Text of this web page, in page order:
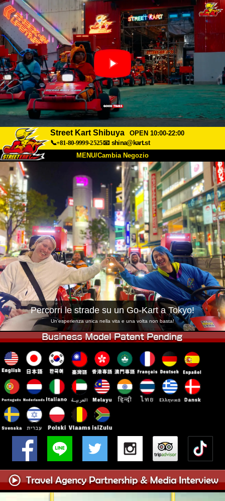
Street Kart Shibuya
OPEN 10:00-22:00
📞+81-80-9999-2525📧 shina@kart.st
MENU/Cambia Negozio
INIZIO
Chi Siamo Specifiche Prezzo
Accesso Recensioni FAQ
Azienda Prenotazioni
Cambia Negozio
Tokyo Shinagawa Tokyo Akihabara#1
Tokyo Akihabara#2 Tokyo Shibuya
Tokyo Shibuya Annex Tokyo Bay
Tokyo Asakusa Osaka
Okinawa
Percorri le strade su un Go-Kart a Tokyo!
Un'esperienza unica nella vita e una volta non basta!